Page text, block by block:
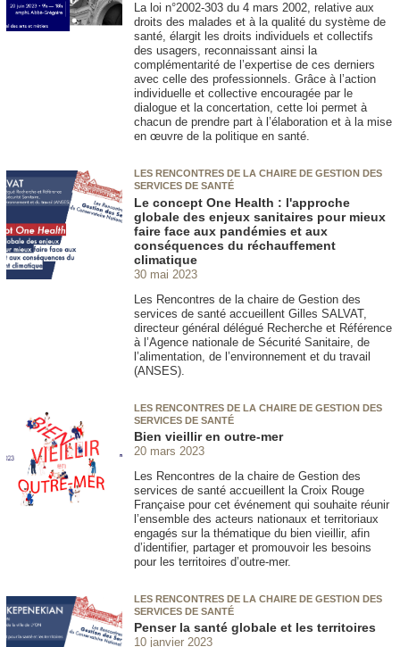
La loi n°2002-303 du 4 mars 2002, relative aux
droits des malades et à la qualité du système de
santé, élargit les droits individuels et collectifs
des usagers, reconnaissant ainsi la
complémentarité de l’expertise de ces derniers
avec celle des professionnels. Grâce à l’action
individuelle et collective encouragée par le
dialogue et la concertation, cette loi permet à
chacun de prendre part à l’élaboration et à la mise
en œuvre de la politique en santé.
LES RENCONTRES DE LA CHAIRE DE GESTION DES
SERVICES DE SANTÉ
Le concept One Health : l'approche
globale des enjeux sanitaires pour mieux
faire face aux pandémies et aux
conséquences du réchauffement
climatique
30 mai 2023
Les Rencontres de la chaire de Gestion des
services de santé accueillent Gilles SALVAT,
directeur général délégué Recherche et Référence
à l’Agence nationale de Sécurité Sanitaire, de
l’alimentation, de l’environnement et du travail
(ANSES).
LES RENCONTRES DE LA CHAIRE DE GESTION DES
SERVICES DE SANTÉ
Bien vieillir en outre-mer
20 mars 2023
Les Rencontres de la chaire de Gestion des
services de santé accueillent la Croix Rouge
Française pour cet événement qui souhaite réunir
l’ensemble des acteurs nationaux et territoriaux
engagés sur la thématique du bien vieillir, afin
d’identifier, partager et promouvoir les besoins
pour les territoires d’outre-mer.
LES RENCONTRES DE LA CHAIRE DE GESTION DES
SERVICES DE SANTÉ
Penser la santé globale et les territoires
10 janvier 2023